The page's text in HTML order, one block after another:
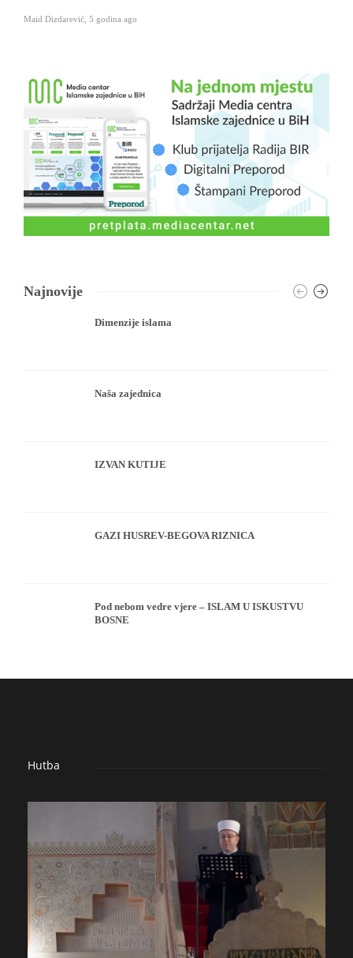
Maid Dizdarević 5 godina ago
Najnovije
Dimenzije islama
Naša zajednica
IZVAN KUTIJE
GAZI HUSREV-BEGOVA RIZNICA
Pod nebom vedre vjere – ISLAM U ISKUSTVU
BOSNE
Hutba